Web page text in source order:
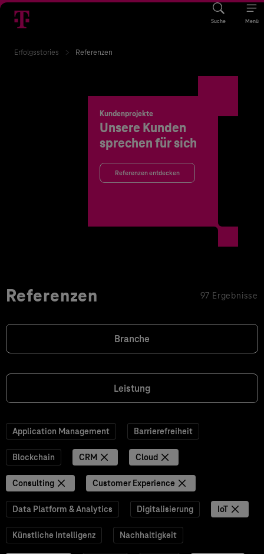
Suche Menü
Erfolgsstories Referenzen
Kundenprojekte
Unsere Kunden
sprechen für sich
Referenzen entdecken
Referenzen 97 Ergebnisse
Branche
Leistung
Application Management Barrierefreiheit
Blockchain CRM Cloud
Consulting Customer Experience
Data Platform & Analytics Digitalisierung IoT
Künstliche Intelligenz Nachhaltigkeit